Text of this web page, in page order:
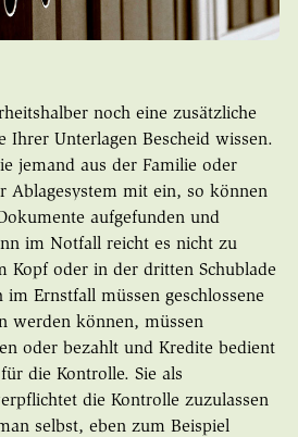
noch eine zusätzliche
Ihrer Unterlagen Bescheid wissen.
jemand aus der Familie oder
Ablagesystem mit ein, so können
aufgefunden und
im Notfall reicht es nicht zu
Kopf oder in der dritten Schublade
Ernstfall müssen geschlossene
werden können, müssen
oder bezahlt und Kredite bedient
die Kontrolle. Sie als
die Kontrolle zuzulassen
selbst, eben zum Beispiel